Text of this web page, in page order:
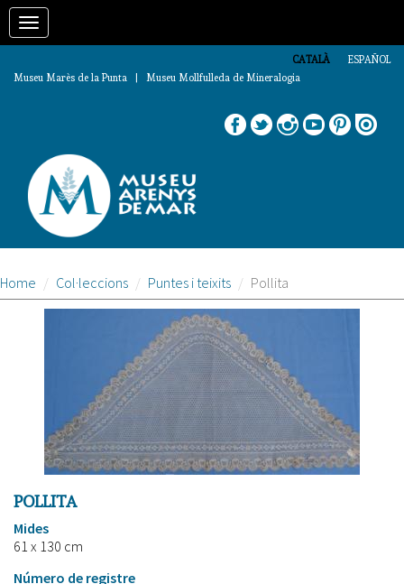
Vés
contingutToggle
ESPAÑOL
CATALÀ
Museu Marès de la Punta | Museu Mollfulleda de Mineralogia
Home Col·leccions Puntes i teixits Pollita
POLLITA
Mides
61 x 130 cm
Número de registre